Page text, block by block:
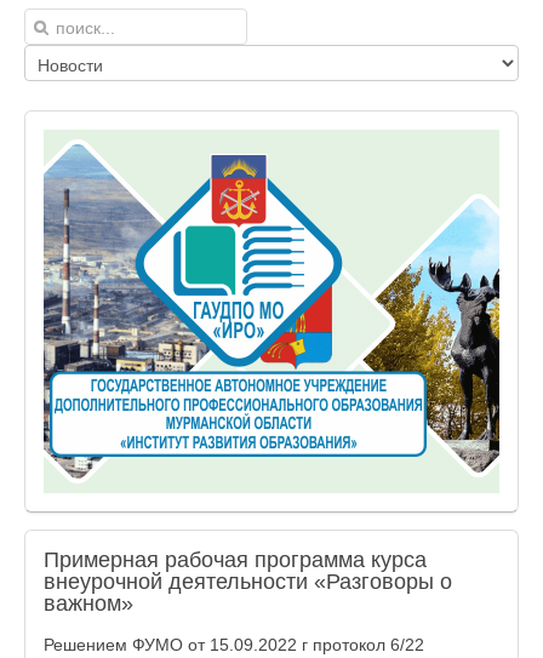
Примерная рабочая программа курса
внеурочной деятельности «Разговоры о
важном»
Решением ФУМО от 15.09.2022 г протокол 6/22